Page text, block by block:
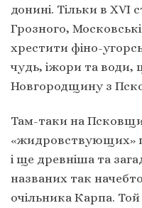
донині. Тільки в XVI
Грозного,
хрестити фіно-
чудь, іжори та води,
Новгородщину з
Там-таки на
«жидровствующих»
і ще древніша та
названих так
очільника Карпа.